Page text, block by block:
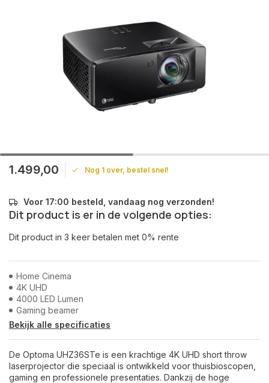
1.499,00 Nog 1 over, bestel snel!
Voor 17:00 besteld, vandaag nog verzonden!
Dit product is er in de volgende opties:
Dit product in 3 keer betalen met 0% rente
Home Cinema
4K UHD
4000 LED Lumen
Gaming beamer
Bekijk alle specificaties
De Optoma UHZ36STe is een krachtige 4K UHD short throw
laserprojector die speciaal is ontwikkeld voor thuisbioscopen,
gaming en professionele presentaties. Dankzij de hoge